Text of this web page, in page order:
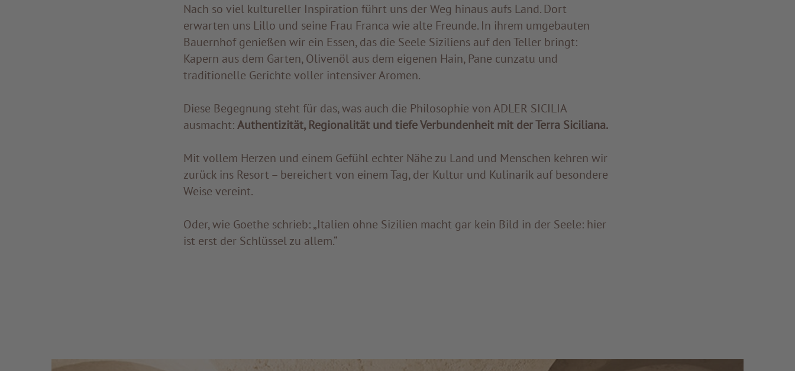
Nach so viel kultureller Inspiration führt uns der Weg hinaus aufs Land. Dort
erwarten uns Lillo und seine Frau Franca wie alte Freunde. In ihrem umgebauten
Bauernhof genießen wir ein Essen, das die Seele Siziliens auf den Teller bringt:
Kapern aus dem Garten, Olivenöl aus dem eigenen Hain, Pane cunzatu und
traditionelle Gerichte voller intensiver Aromen.
Diese Begegnung steht für das, was auch die Philosophie von ADLER SICILIA
ausmacht:Authentizität, Regionalität und tiefe Verbundenheit mit der Terra Siciliana.
Mit vollem Herzen und einem Gefühl echter Nähe zu Land und Menschen kehren wir
zurück ins Resort – bereichert von einem Tag, der Kultur und Kulinarik auf besondere
Weise vereint.
Oder, wie Goethe schrieb: „Italien ohne Sizilien macht gar kein Bild in der Seele: hier
ist erst der Schlüssel zu allem.“